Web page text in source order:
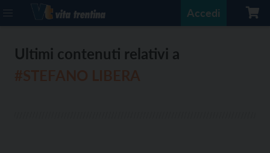
Accedi
Ultimi contenuti relativi a